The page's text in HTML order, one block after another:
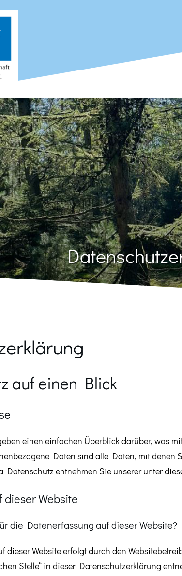
auf einen Blick
einen einfachen Überblick darüber, was
Daten sind alle Daten, mit
Datenschutz entnehmen Sie unserer unter
dieser Website
die Datenerfassung auf dieser Website?
dieser Website erfolgt durch den
Stelle“ in dieser Datenschutzerklärung